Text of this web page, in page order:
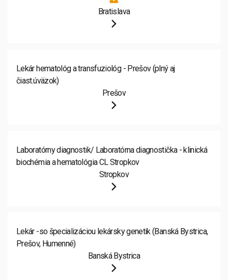
Bratislava
Lekár hematológ a transfuziológ - Prešov (plný aj
čiast.úväzok)
Prešov
Laboratórny diagnostik/ Laboratórna diagnostička - klinická
biochémia a hematológia CL Stropkov
Stropkov
Lekár -so špecializáciou lekársky genetik (Banská Bystrica,
Prešov, Humenné)
Banská Bystrica